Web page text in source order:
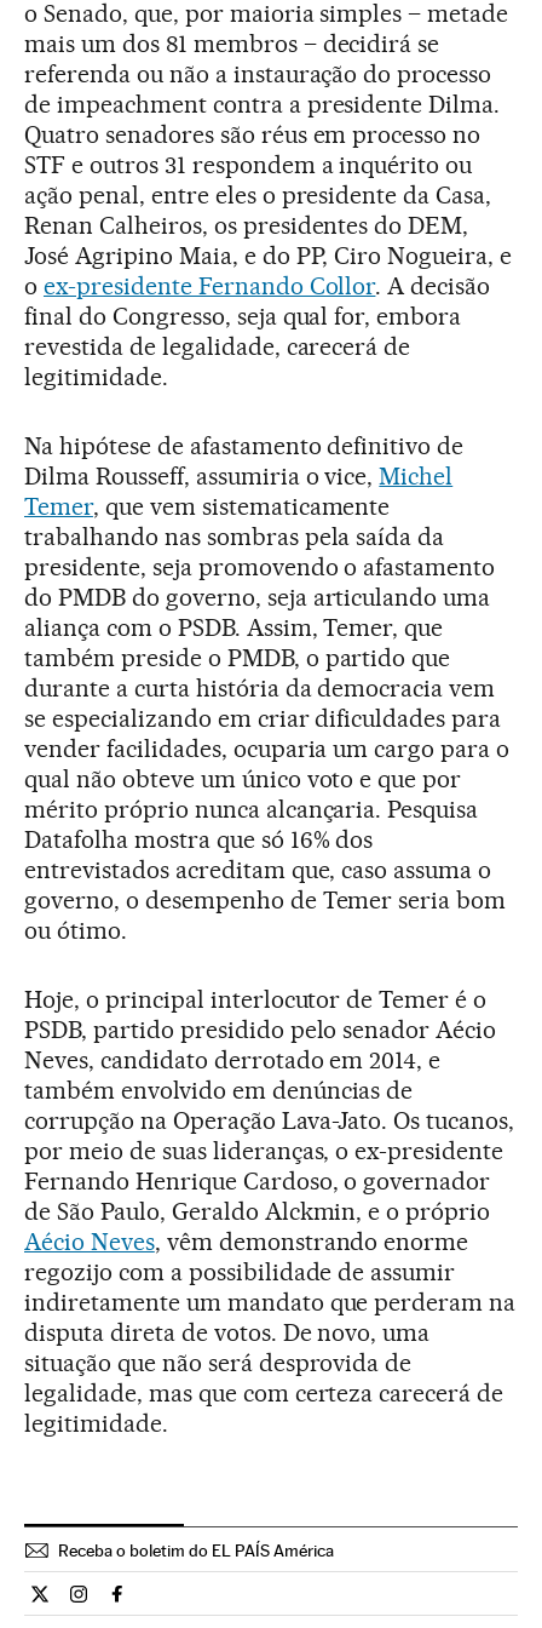
o Senado, que, por maioria simples – metade
mais um dos 81 membros – decidirá se
referenda ou não a instauração do processo
de impeachment contra a presidente Dilma.
Quatro senadores são réus em processo no
STF e outros 31 respondem a inquérito ou
ação penal, entre eles o presidente da Casa,
Renan Calheiros, os presidentes do DEM,
José Agripino Maia, e do PP, Ciro Nogueira, e
o ex-presidente Fernando Collor. A decisão
final do Congresso, seja qual for, embora
revestida de legalidade, carecerá de
legitimidade.
Na hipótese de afastamento definitivo de
Dilma Rousseff, assumiria o vice,Michel
Temer, que vem sistematicamente
trabalhando nas sombras pela saída da
presidente, seja promovendo o afastamento
do PMDB do governo, seja articulando uma
aliança com o PSDB. Assim, Temer, que
também preside o PMDB, o partido que
durante a curta história da democracia vem
se especializando em criar dificuldades para
vender facilidades, ocuparia um cargo para o
qual não obteve um único voto e que por
mérito próprio nunca alcançaria. Pesquisa
Datafolha mostra que só 16% dos
entrevistados acreditam que, caso assuma o
governo, o desempenho de Temer seria bom
ou ótimo.
Hoje, o principal interlocutor de Temer é o
PSDB, partido presidido pelo senador Aécio
Neves, candidato derrotado em 2014, e
também envolvido em denúncias de
corrupção na Operação Lava-Jato. Os tucanos,
por meio de suas lideranças, o ex-presidente
Fernando Henrique Cardoso, o governador
de São Paulo, Geraldo Alckmin, e o próprio
Aécio Neves, vêm demonstrando enorme
regozijo com a possibilidade de assumir
indiretamente um mandato que perderam na
disputa direta de votos. De novo, uma
situação que não será desprovida de
legalidade, mas que com certeza carecerá de
legitimidade.
Receba o boletim do EL PAÍS América
Opiniao El País Brasil en Twitter
Opiniao El País Brasil en Instagram
Opiniao El País Brasil en Facebook